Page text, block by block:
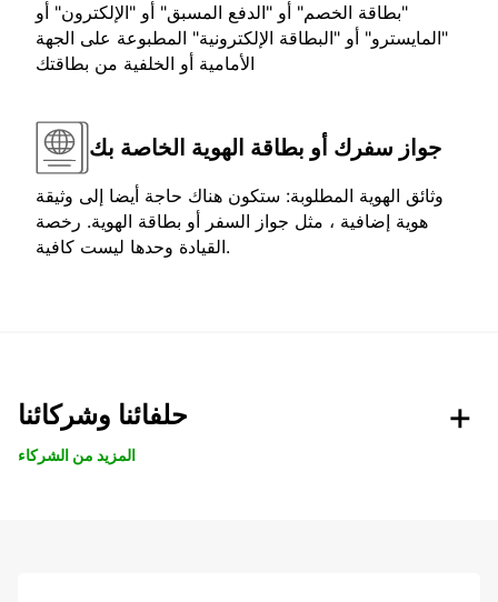
"بطاقة الخصم" أو "الدفع المسبق" أو "الإلكترون" أو
"المايسترو" أو "البطاقة الإلكترونية" المطبوعة على الجهة
الأمامية أو الخلفية من بطاقتك
جواز سفرك أو بطاقة الهوية الخاصة بك
وثائق الهوية المطلوبة: ستكون هناك حاجة أيضا إلى وثيقة
هوية إضافية ، مثل جواز السفر أو بطاقة الهوية. رخصة
القيادة وحدها ليست كافية.
حلفائنا وشركائنا
المزيد من الشركاء